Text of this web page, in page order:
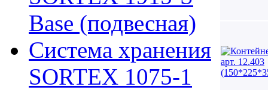
Base (подвесная)
Система хранения
SORTEX 1075-1